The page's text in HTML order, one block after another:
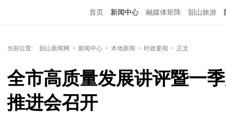
首页 新闻中心 融媒体矩阵 韶山旅游
当前位置: 韶山新闻网 > 新闻中心 > 本地新闻 > 时政要闻 > 正文
全市高质量发展讲评暨一
推进会召开